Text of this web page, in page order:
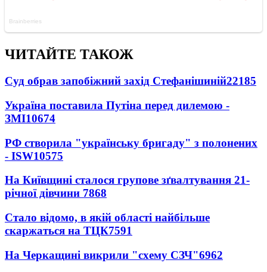
ЧИТАЙТЕ ТАКОЖ
Суд обрав запобіжний захід Стефанішиній22185
Україна поставила Путіна перед дилемою -
ЗМІ10674
РФ створила "українську бригаду" з полонених
- ISW10575
На Київщині сталося групове зґвалтування 21-
річної дівчини 7868
Стало відомо, в якій області найбільше
скаржаться на ТЦК7591
На Черкащині викрили "схему СЗЧ"6962